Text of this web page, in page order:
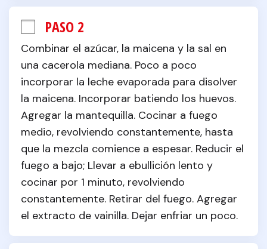
PASO 2
Combinar el azúcar, la maicena y la sal en
una cacerola mediana. Poco a poco
incorporar la leche evaporada para disolver
la maicena. Incorporar batiendo los huevos.
Agregar la mantequilla. Cocinar a fuego
medio, revolviendo constantemente, hasta
que la mezcla comience a espesar. Reducir el
fuego a bajo; Llevar a ebullición lento y
cocinar por 1 minuto, revolviendo
constantemente. Retirar del fuego. Agregar
el extracto de vainilla. Dejar enfriar un poco.